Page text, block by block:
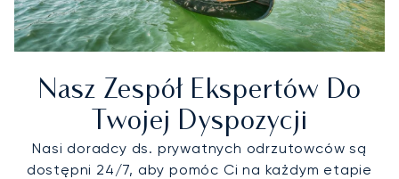
Nasz Zespół Ekspertów Do
Twojej Dyspozycji
Nasi doradcy ds. prywatnych odrzutowców są
dostępni 24/7, aby pomóc Ci na każdym etapie